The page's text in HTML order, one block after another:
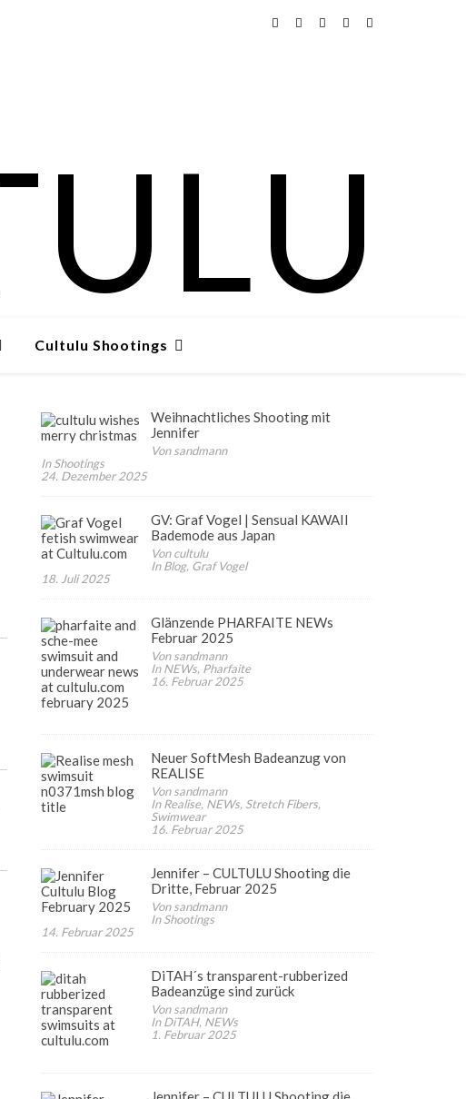
Cultulu Shootings
Weihnachtliches Shooting mit
Jennifer
Von sandmann
In Shootings
24. Dezember 2025
GV: Graf Vogel | Sensual KAWAII
Bademode aus Japan
Von cultulu
In Blog, Graf Vogel
18. Juli 2025
Glänzende PHARFAITE NEWs
Februar 2025
Von sandmann
In NEWs, Pharfaite
16. Februar 2025
Neuer SoftMesh Badeanzug von
REALISE
Von sandmann
In Realise, NEWs, Stretch Fibers,
Swimwear
16. Februar 2025
Jennifer – CULTULU Shooting die
Dritte, Februar 2025
Von sandmann
In Shootings
14. Februar 2025
DiTAH´s transparent-rubberized
Badeanzüge sind zurück
Von sandmann
In DiTAH, NEWs
1. Februar 2025